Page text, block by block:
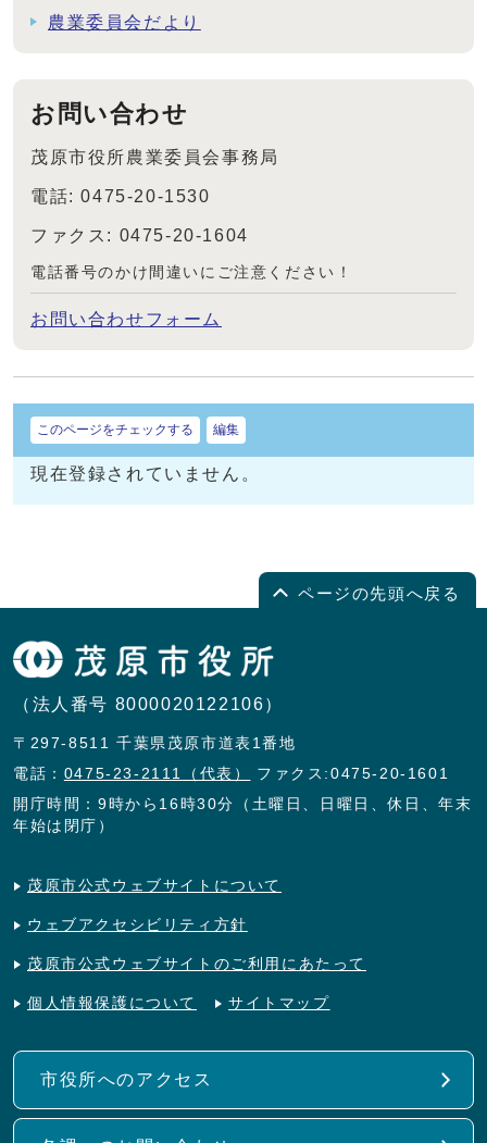
農業委員会だより
お問い合わせ
茂原市役所農業委員会事務局
電話: 0475-20-1530
ファクス: 0475-20-1604
電話番号のかけ間違いにご注意ください！
お問い合わせフォーム
このページをチェックする 編集
現在登録されていません。
ページの先頭へ戻る
（法人番号 8000020122106）
〒297-8511 千葉県茂原市道表1番地
電話： 0475-23-2111（代表）
ファクス:0475-20-1601
開庁時間：9時から16時30分（土曜日、日曜日、休日、年末
年始は閉庁）
茂原市公式ウェブサイトについて
ウェブアクセシビリティ方針
茂原市公式ウェブサイトのご利用にあたって
個人情報保護について サイトマップ
市役所へのアクセス